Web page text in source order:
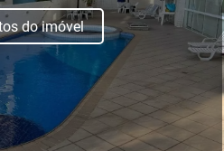
do imóvel